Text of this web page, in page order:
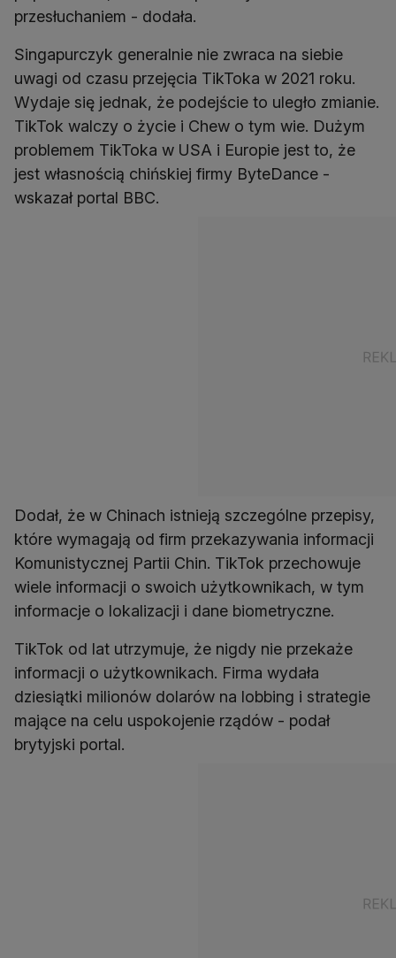
przesłuchaniem - dodała.
Singapurczyk generalnie nie zwraca na siebie
uwagi od czasu przejęcia TikToka w 2021 roku.
Wydaje się jednak, że podejście to uległo zmianie.
TikTok walczy o życie i Chew o tym wie. Dużym
problemem TikToka w USA i Europie jest to, że
jest własnością chińskiej firmy ByteDance -
wskazał portal BBC.
Dodał, że w Chinach istnieją szczególne przepisy,
które wymagają od firm przekazywania informacji
Komunistycznej Partii Chin. TikTok przechowuje
wiele informacji o swoich użytkownikach, w tym
informacje o lokalizacji i dane biometryczne.
TikTok od lat utrzymuje, że nigdy nie przekaże
informacji o użytkownikach. Firma wydała
dziesiątki milionów dolarów na lobbing i strategie
mające na celu uspokojenie rządów - podał
brytyjski portal.